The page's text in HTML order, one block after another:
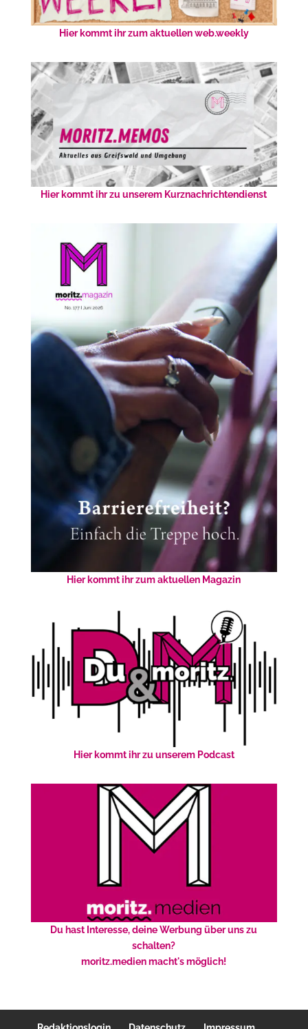
Hier kommt ihr zum aktuellen web.weekly
Hier kommt ihr zu unserem Kurznachrichtendienst
Hier kommt ihr zum aktuellen Magazin
Hier kommt ihr zu unserem Podcast
Du hast Interesse, deine Werbung über uns zu
schalten?
moritz.medien macht's möglich!